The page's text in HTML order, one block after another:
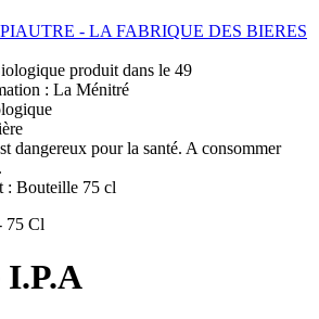
- LA FABRIQUE DES BIERES
produit dans le 49
: La Ménitré
dangereux pour la santé. A consommer
: Bouteille 75 cl